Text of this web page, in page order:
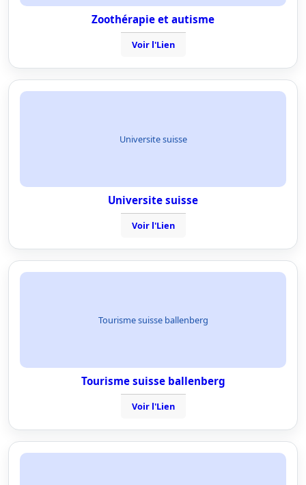
Zoothérapie et autisme
Voir l'Lien
Universite suisse
Universite suisse
Voir l'Lien
Tourisme suisse ballenberg
Tourisme suisse ballenberg
Voir l'Lien